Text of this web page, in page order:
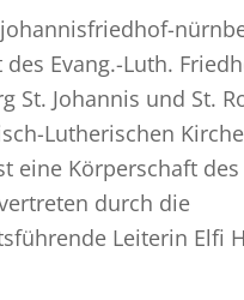
des Evang.-Luth.
St. Johannis und St.
Lutherischen
eine Körperschaft
durch die
Leiterin Elfi